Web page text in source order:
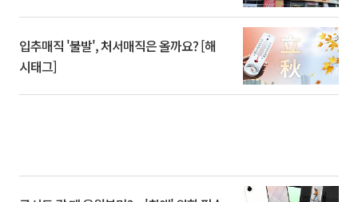
입추매직 '불발', 처서매직은 올까요? [해
시태그]